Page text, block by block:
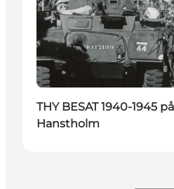
THY BESAT 1940-1945
Hanstholm